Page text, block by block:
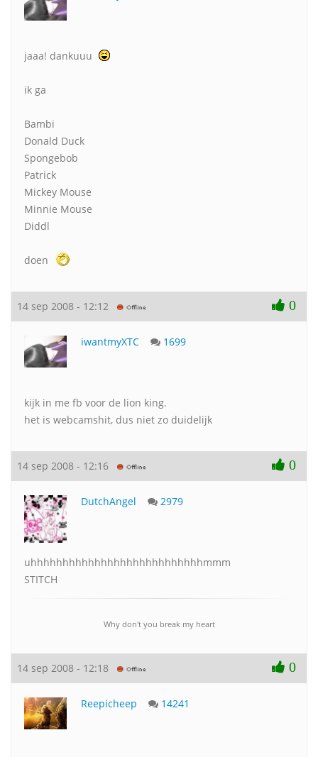
jaaa! dankuuu
ik ga
Bambi
Donald Duck
Spongebob
Patrick
Mickey Mouse
Minnie Mouse
Diddl
doen
14 sep 2008 - 12:12 0
iwantmyXTC 1699
kijk in me fb voor de lion king.
het is webcamshit, dus niet zo duidelijk
14 sep 2008 - 12:16 0
DutchAngel 2979
uhhhhhhhhhhhhhhhhhhhhhhhhhhhmmm
STITCH
Why don't you break my heart
14 sep 2008 - 12:18 0
Reepicheep 14241